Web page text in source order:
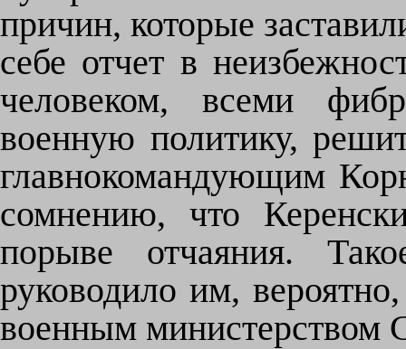
причин, которые
себе отчет в
человеком, всеми
военную политику,
главнокомандующим
сомнению, что
порыве отчаяния.
руководило им,
военным министерством